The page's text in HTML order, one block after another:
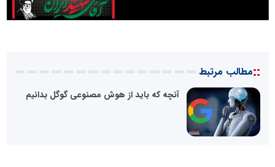
::مطالب مرتبط
آنچه که باید از هوش مصنوعی گوگل بدانیم